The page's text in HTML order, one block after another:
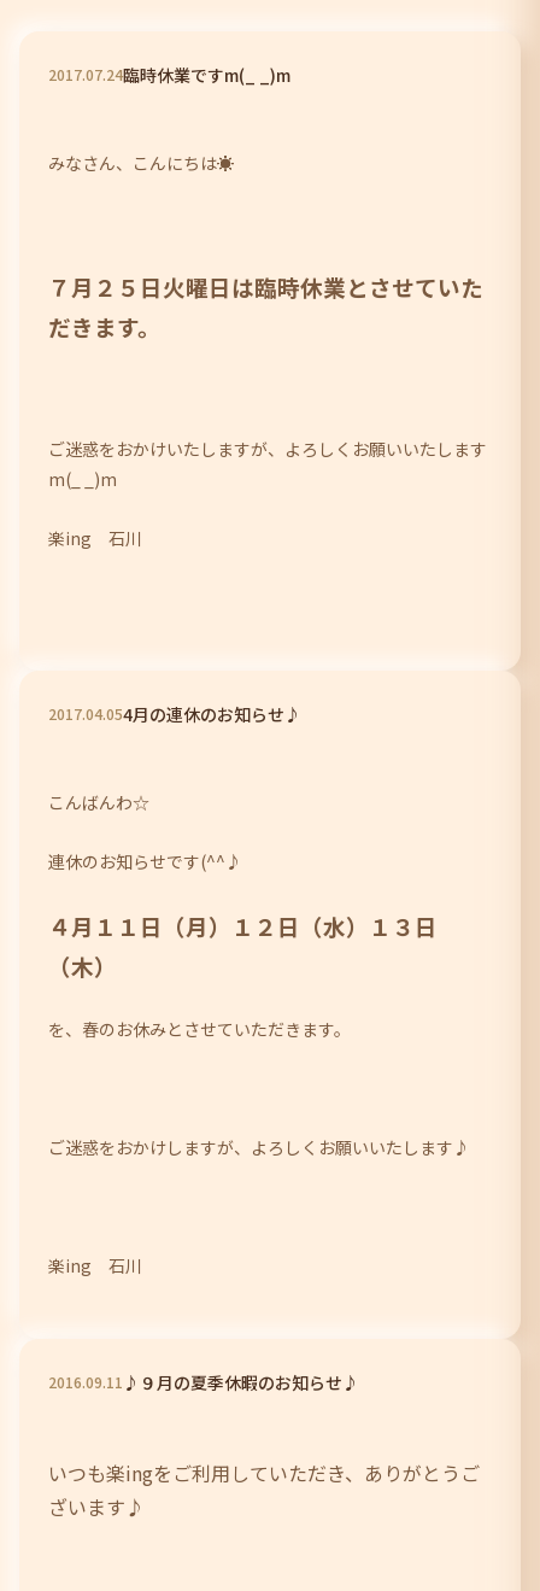
2017.07.24臨時休業ですm(_ _)m
みなさん、こんにちは☀
７月２５日火曜日は臨時休業とさせていた
だきます。
ご迷惑をおかけいたしますが、よろしくお願いいたします
m(_ _)m
楽ing 石川
2017.04.054月の連休のお知らせ♪
こんばんわ☆
連休のお知らせです(^^♪
４月１１日（月）１２日（水）１３日
（木）
を、春のお休みとさせていただきます。
ご迷惑をおかけしますが、よろしくお願いいたします♪
楽ing 石川
2016.09.11 ♪９月の夏季休暇のお知らせ♪
いつも楽ingをご利用していただき、ありがとうご
ざいます♪